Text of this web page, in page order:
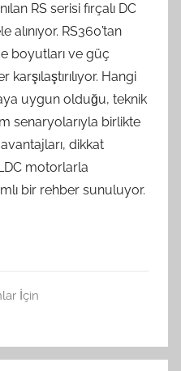
RS serisi fırçalı DC
RS360’tan
boyutları ve güç
Hangi
uygun olduğu, teknik
senaryolarıyla birlikte
avantajları, dikkat
motorlarla
bir rehber sunuluyor.
İçin